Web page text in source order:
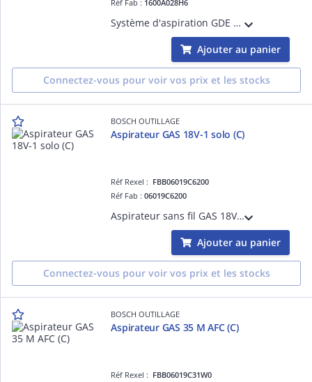
Réf Fab : 1600A028H6
Système d'aspiration GDE 18V-12 compatble avec le GBH 18V-22 (C)
Ajouter au panier
Connectez-vous pour voir vos prix et les stocks
BOSCH OUTILLAGE
Aspirateur GAS 18V-1 solo (C)
Réf Rexel : FBB06019C6200
Réf Fab :06019C6200
Aspirateur sans fil GAS 18V-1 solo (C)
Ajouter au panier
Connectez-vous pour voir vos prix et les stocks
BOSCH OUTILLAGE
Aspirateur GAS 35 M AFC (C)
Réf Rexel : FBB06019C31W0